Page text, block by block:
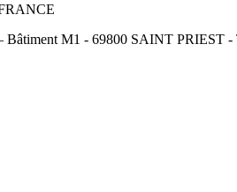
Bâtiment M1 - 69800 SAINT PRIEST